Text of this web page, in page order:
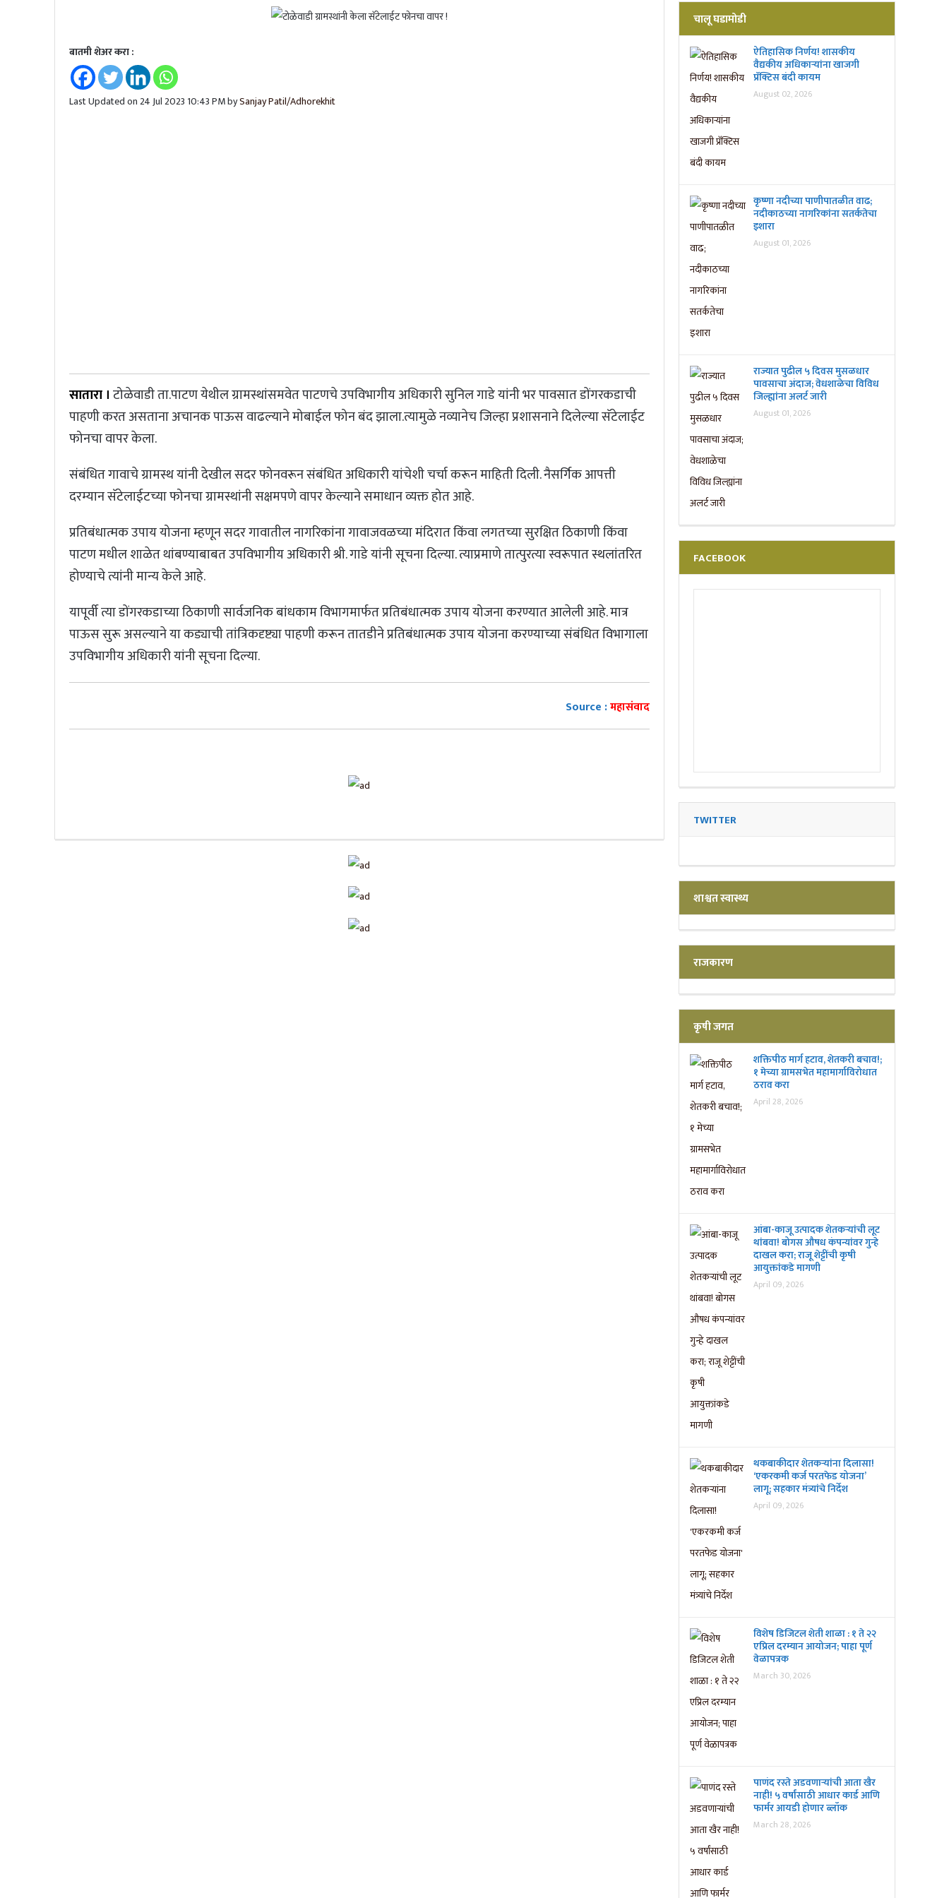
टीम इंडियाचं ‘चॅम्पियन्स’; टी-२० विश्वचषकानंतर टीम इंडियाने चॅम्पियन्स ट्रॉफीही जिंकली, न्यूझीलंडचा पराभव
बातमी शेअर करा :
Last Updated on 24 Jul 2023 10:43 PM bySanjay Patil/Adhorekhit
सातारा ।टोळेवाडी ता.पाटण येथील ग्रामस्थांसमवेत पाटणचे उपविभागीय अधिकारी सुनिल गाडे यांनी भर पावसात डोंगरकडाची
पाहणी करत असताना अचानक पाऊस वाढल्याने मोबाईल फोन बंद झाला.त्यामुळे नव्यानेच जिल्हा प्रशासनाने दिलेल्या सॅटेलाईट
फोनचा वापर केला.
संबंधित गावाचे ग्रामस्थ यांनी देखील सदर फोनवरून संबंधित अधिकारी यांचेशी चर्चा करून माहिती दिली. नैसर्गिक आपत्ती
दरम्यान सॅटेलाईटच्या फोनचा ग्रामस्थांनी सक्षमपणे वापर केल्याने समाधान व्यक्त होत आहे.
प्रतिबंधात्मक उपाय योजना म्हणून सदर गावातील नागरिकांना गावाजवळच्या मंदिरात किंवा लगतच्या सुरक्षित ठिकाणी किंवा
पाटण मधील शाळेत थांबण्याबाबत उपविभागीय अधिकारी श्री. गाडे यांनी सूचना दिल्या. त्याप्रमाणे तात्पुरत्या स्वरूपात स्थलांतरित
होण्याचे त्यांनी मान्य केले आहे.
यापूर्वी त्या डोंगरकडाच्या ठिकाणी सार्वजनिक बांधकाम विभागमार्फत प्रतिबंधात्मक उपाय योजना करण्यात आलेली आहे. मात्र
पाऊस सुरू असल्याने या कड्याची तांत्रिकदृष्ट्या पाहणी करून तातडीने प्रतिबंधात्मक उपाय योजना करण्याच्या संबंधित विभागाला
उपविभागीय अधिकारी यांनी सूचना दिल्या.
Source :महासंवाद
चालू घडामोडी
ऐतिहासिक निर्णय! शासकीय
वैद्यकीय अधिकाऱ्यांना खाजगी
प्रॅक्टिस बंदी कायम
August 02, 2026
कृष्णा नदीच्या पाणीपातळीत वाढ;
नदीकाठच्या नागरिकांना सतर्कतेचा
इशारा
August 01, 2026
राज्यात पुढील ५ दिवस मुसळधार
पावसाचा अंदाज; वेधशाळेचा विविध
जिल्ह्यांना अलर्ट जारी
August 01, 2026
FACEBOOK
TWITTER
शाश्वत स्वास्थ्य
राजकारण
कृषी जगत
शक्तिपीठ मार्ग हटाव, शेतकरी बचाव!;
१ मेच्या ग्रामसभेत महामार्गाविरोधात
ठराव करा
April 28, 2026
आंबा-काजू उत्पादक शेतकऱ्यांची लूट
थांबवा! बोगस औषध कंपन्यांवर गुन्हे
दाखल करा; राजू शेट्टींची कृषी
आयुक्तांकडे मागणी
April 09, 2026
थकबाकीदार शेतकऱ्यांना दिलासा!
‘एकरकमी कर्ज परतफेड योजना’
लागू; सहकार मंत्र्यांचे निर्देश
April 09, 2026
विशेष डिजिटल शेती शाळा : १ ते २२
एप्रिल दरम्यान आयोजन; पाहा पूर्ण
वेळापत्रक
March 30, 2026
पाणंद रस्ते अडवणाऱ्यांची आता खैर
नाही! ५ वर्षांसाठी आधार कार्ड आणि
फार्मर आयडी होणार ब्लॉक
March 28, 2026